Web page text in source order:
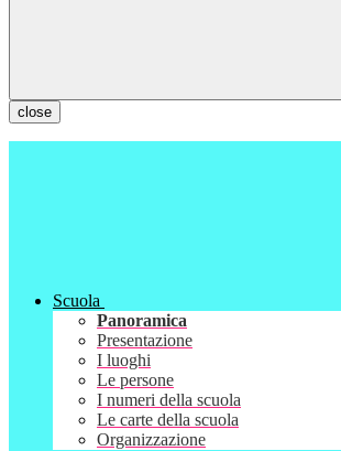
close
Scuola
Panoramica
Presentazione
I luoghi
Le persone
I numeri della scuola
Le carte della scuola
Organizzazione